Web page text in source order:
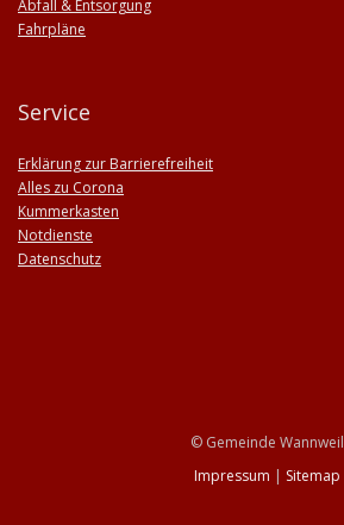
Abfall & Entsorgung
Fahrpläne
Service
Erklärung zur Barrierefreiheit
Alles zu Corona
Kummerkasten
Notdienste
Datenschutz
© Gemeinde Wannweil
Impressum | Sitemap